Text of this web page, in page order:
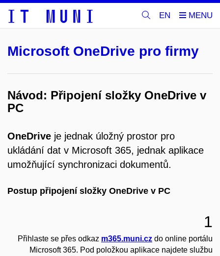
EN
Microsoft OneDrive pro firmy
Návod: Připojení složky OneDrive v
PC
OneDrive je jednak úložný prostor pro
ukládání dat v Microsoft 365, jednak aplikace
umožňující synchronizaci dokumentů.
Postup připojení složky OneDrive v PC
1
Přihlaste se přes odkaz m365.muni.cz do online portálu
Microsoft 365. Pod položkou aplikace najdete službu